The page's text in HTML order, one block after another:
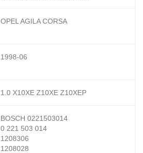
OPEL AGILA CORSA
1998-06
1.0 X10XE Z10XE Z10XEP
BOSCH 0221503014
0 221 503 014
1208306
1208028